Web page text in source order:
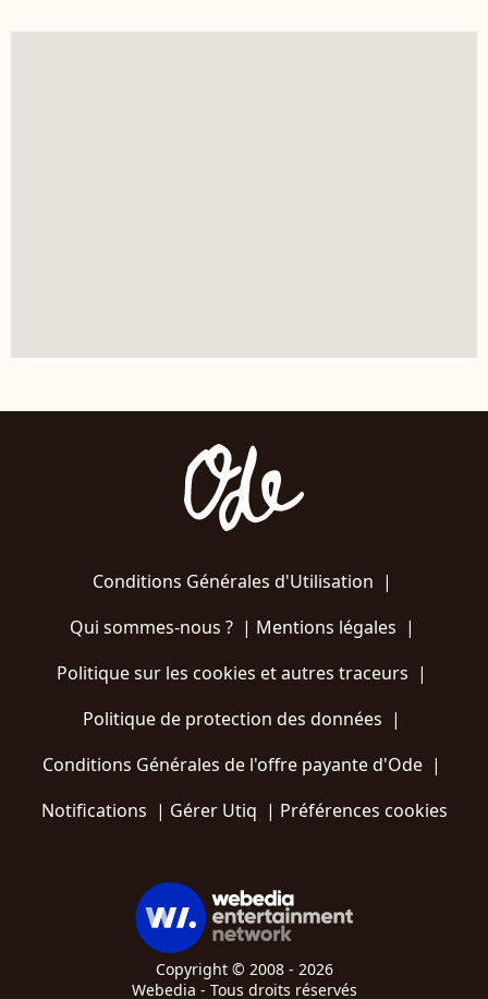
Conditions Générales d'Utilisation |
Qui sommes-nous ?| Mentions légales |
Politique sur les cookies et autres traceurs |
Politique de protection des données |
Conditions Générales de l'offre payante d'Ode |
Notifications | Gérer Utiq | Préférences cookies
Copyright © 2008 - 2026
Webedia - Tous droits réservés